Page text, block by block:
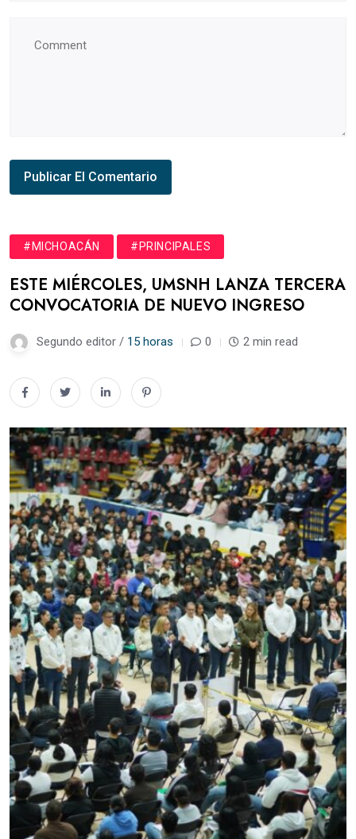
#MICHOACÁN #PRINCIPALES
ESTE MIÉRCOLES, UMSNH LANZA TERCERA
CONVOCATORIA DE NUEVO INGRESO
Segundo editor / 15 horas 0 2 min read